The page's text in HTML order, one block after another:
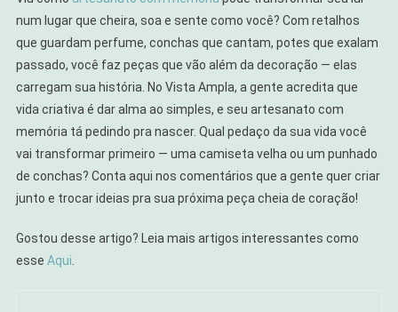
num lugar que cheira, soa e sente como você? Com retalhos
que guardam perfume, conchas que cantam, potes que exalam
passado, você faz peças que vão além da decoração — elas
carregam sua história. No Vista Ampla, a gente acredita que
vida criativa é dar alma ao simples, e seu artesanato com
memória tá pedindo pra nascer. Qual pedaço da sua vida você
vai transformar primeiro — uma camiseta velha ou um punhado
de conchas? Conta aqui nos comentários que a gente quer criar
junto e trocar ideias pra sua próxima peça cheia de coração!
Gostou desse artigo? Leia mais artigos interessantes como
esse Aqui.